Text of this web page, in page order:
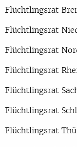
Flüchtlingsrat
Flüchtlingsrat
Flüchtlingsrat
Flüchtlingsrat
Flüchtlingsrat
Flüchtlingsrat
Flüchtlingsrat